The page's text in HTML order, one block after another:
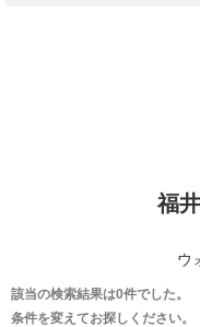
福
ウ
該当の検索結果は0件でした。
条件を変えてお探しください。